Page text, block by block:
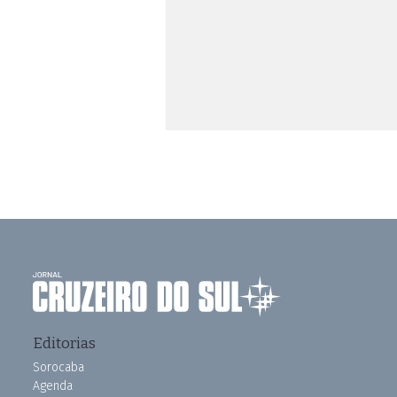
Editorias
Sorocaba
Agenda